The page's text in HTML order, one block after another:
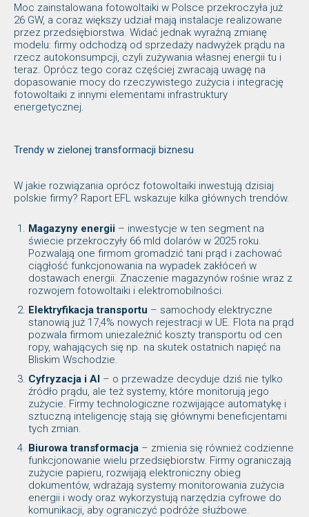
Moc zainstalowana fotowoltaiki w Polsce przekroczyła już
26 GW, a coraz większy udział mają instalacje realizowane
przez przedsiębiorstwa. Widać jednak wyraźną zmianę
modelu: firmy odchodzą od sprzedaży nadwyżek prądu na
rzecz autokonsumpcji, czyli zużywania własnej energii tu i
teraz. Oprócz tego coraz częściej zwracają uwagę na
dopasowanie mocy do rzeczywistego zużycia i integrację
fotowoltaiki z innymi elementami infrastruktury
energetycznej.
Trendy w zielonej transformacji biznesu
W jakie rozwiązania oprócz fotowoltaiki inwestują dzisiaj
polskie firmy? Raport EFL wskazuje kilka głównych trendów.
Magazyny energii – inwestycje w ten segment na
świecie przekroczyły 66 mld dolarów w 2025 roku.
Pozwalają one firmom gromadzić tani prąd i zachować
ciągłość funkcjonowania na wypadek zakłóceń w
dostawach energii. Znaczenie magazynów rośnie wraz z
rozwojem fotowoltaiki i elektromobilności.
Elektryfikacja transportu – samochody elektryczne
stanowią już 17,4% nowych rejestracji w UE. Flota na prąd
pozwala firmom uniezależnić koszty transportu od cen
ropy, wahających się np. na skutek ostatnich napięć na
Bliskim Wschodzie.
Cyfryzacja i AI – o przewadze decyduje dziś nie tylko
źródło prądu, ale też systemy, które monitorują jego
zużycie. Firmy technologiczne rozwijające automatykę i
sztuczną inteligencję stają się głównymi beneficjentami
tych zmian.
Biurowa transformacja – zmienia się również codzienne
funkcjonowanie wielu przedsiębiorstw. Firmy ograniczają
zużycie papieru, rozwijają elektroniczny obieg
dokumentów, wdrażają systemy monitorowania zużycia
energii i wody oraz wykorzystują narzędzia cyfrowe do
komunikacji, aby ograniczyć podróże służbowe.